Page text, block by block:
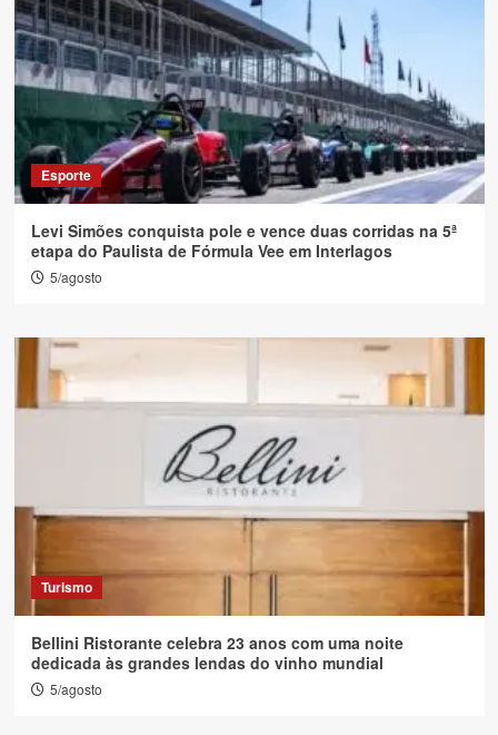
Esporte
Levi Simões conquista pole e vence duas corridas na 5ª
etapa do Paulista de Fórmula Vee em Interlagos
5/agosto
Turismo
Bellini Ristorante celebra 23 anos com uma noite
dedicada às grandes lendas do vinho mundial
5/agosto